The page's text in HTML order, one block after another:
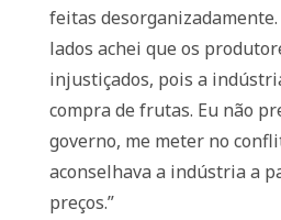
feitas
lados achei que os
injustiçados, pois a
compra de frutas. Eu não
governo, me meter no
aconselhava a indústria a
preços.”